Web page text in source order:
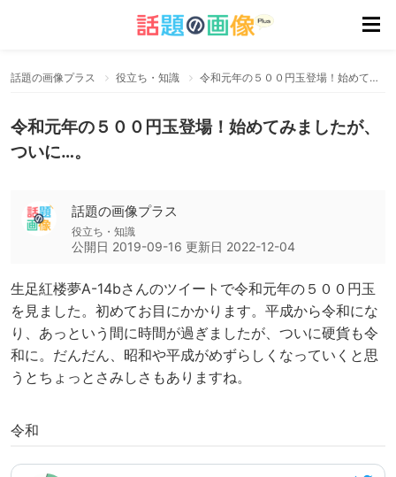
話題の画像プラス 役立ち・知識 令和元年の５００円玉登場！始めてみましたが、ついに…。
令和元年の５００円玉登場！始めてみましたが、
ついに…。
話題の画像プラス
役立ち・知識
公開日 2019-09-16 更新日 2022-12-04
生足紅楼夢A-14bさんのツイートで令和元年の５００円玉
を見ました。初めてお目にかかります。平成から令和にな
り、あっという間に時間が過ぎましたが、ついに硬貨も令
和に。だんだん、昭和や平成がめずらしくなっていくと思
うとちょっとさみしさもありますね。
令和